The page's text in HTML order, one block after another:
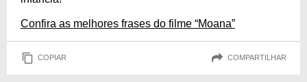
Confira as melhores frases do filme “Moana”
COPIAR COMPARTILHAR